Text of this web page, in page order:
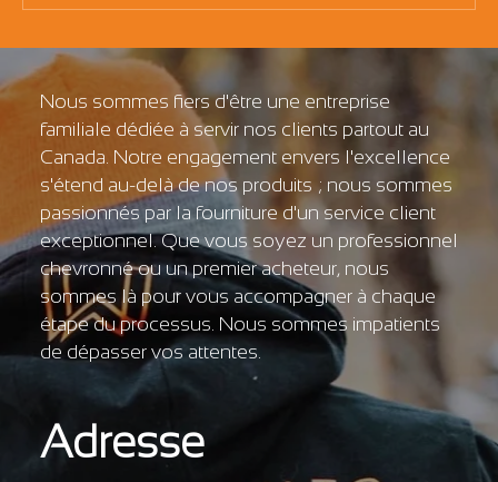
Nous sommes fiers d'être une entreprise
familiale dédiée à servir nos clients partout au
Canada. Notre engagement envers l'excellence
s'étend au-delà de nos produits ; nous sommes
passionnés par la fourniture d'un service client
exceptionnel. Que vous soyez un professionnel
chevronné ou un premier acheteur, nous
sommes là pour vous accompagner à chaque
étape du processus. Nous sommes impatients
de dépasser vos attentes.
Adresse